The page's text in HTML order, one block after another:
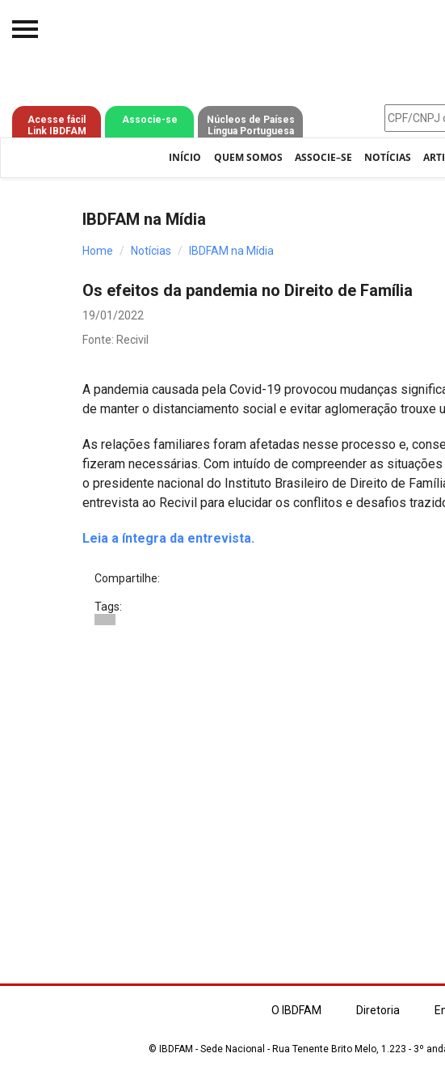
Acesse fácil
Link IBDFAM
Associe-se
Núcleos de Países
Língua Portuguesa
INÍCIO QUEM SOMOS ASSOCIE–SE NOTÍCIAS
O IBDFAM
Notícias
Processos - IBDFAM
Eventos / Lives
Alienação Parental
Encontre um Escritório
Acessibilidade
IBDFAM na Mídia
Home Notícias IBDFAM na Mídia
Os efeitos da pandemia no Direito de Família
19/01/2022
Fonte: Recivil
A pandemia causada pela Covid-19 provocou mudanças
de manter o distanciamento social e evitar aglomeração trouxe
As relações familiares foram afetadas nesse processo e,
fizeram necessárias. Com intuído de compreender as
o presidente nacional do Instituto Brasileiro de Direito de
entrevista ao Recivil para elucidar os conflitos e desafios
Leia a íntegra da entrevista.
Compartilhe:
Tags:
O IBDFAM Diretoria
© IBDFAM - Sede Nacional - Rua Tenente Brito Melo, 1.223 - 3º